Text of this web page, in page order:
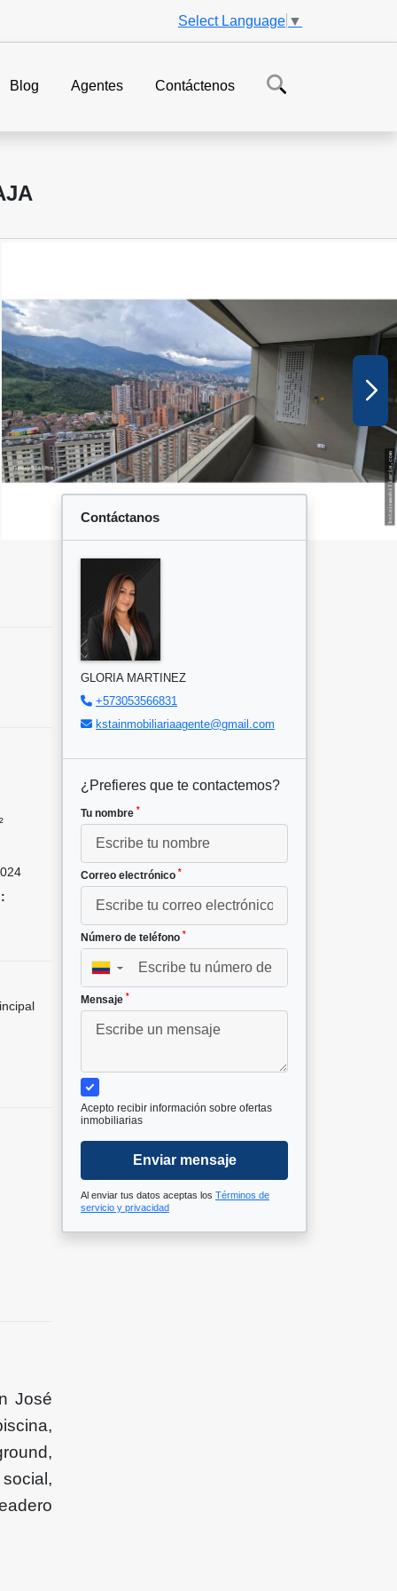
Select Language ▼
Blog Agentes Contáctenos
José
Contáctanos
GLORIA MARTINEZ
+573053566831
kstainmobiliariaagente@gmail.com
¿Prefieres que te contactemos?
Tu nombre *
Correo electrónico *
Número de teléfono *
▼
Mensaje *
Acepto recibir información sobre ofertas
inmobiliarias
Enviar mensaje
Al enviar tus datos aceptas los Términos de
servicio y privacidad